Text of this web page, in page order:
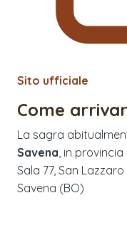
Sito ufficiale
Come
La sagra
Savena , in provincia
Sala 77, San
Savena (BO)